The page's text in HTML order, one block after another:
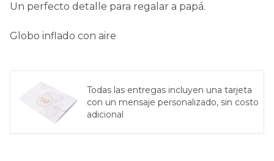
Un perfecto detalle para regalar a papá.
Globo inflado con aire
Todas las entregas incluyen una tarjeta
con un mensaje personalizado, sin costo
adicional